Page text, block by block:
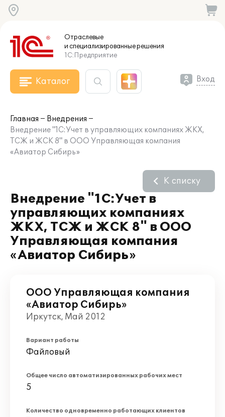
Отраслевые
и специализированныерешения
1С:Предприятие
Каталог Вход
Главная
Внедрения
Внедрение "1С:Учет в управляющих компаниях ЖКХ,
ТСЖ и ЖСК 8" в ООО Управляющая компания
«Авиатор Сибирь»
Внедрение "1С:Учет в
управляющих компаниях
ЖКХ, ТСЖ и ЖСК 8" в ООО
Управляющая компания
«Авиатор Сибирь»
К списку
ООО Управляющая компания
«Авиатор Сибирь»
Иркутск, Май 2012
Вариант работы
Файловый
Общее число автоматизированных рабочих мест
5
Количество одновременно работающих клиентов